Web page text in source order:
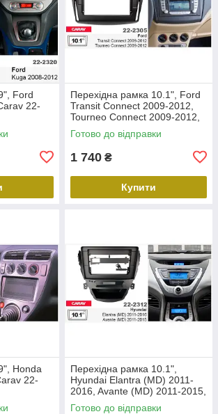
Ford
22-
Перехідна рамка 10.1", Ford
Transit Connect 2009-2012,
Tourneo Connect 2009-2012,
Carav 22-2305
Готово до відправки
1 740 ₴
Купити
Honda
22-
Перехідна рамка 10.1",
Hyundai Elantra (MD) 2011-
2016, Avante (MD) 2011-2015,
Carav 22-2312
Готово до відправки